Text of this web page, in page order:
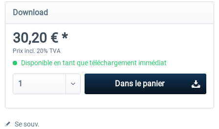
Koeblitzer Mountain Route 3 reloaded
30,20 € *
VirtualTracks - Ringbahn
Download
30,20 € *
Prix incl. 20% TVA
Disponible en tant que téléchargement immédiat
Dans le panier
Se souv.